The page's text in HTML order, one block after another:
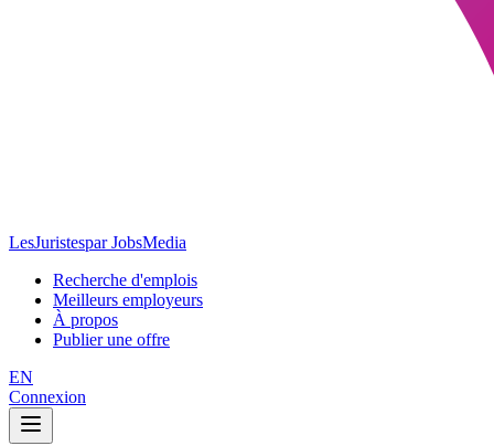
LesJuristespar JobsMedia
Recherche d'emplois
Meilleurs employeurs
À propos
Publier une offre
EN
Connexion